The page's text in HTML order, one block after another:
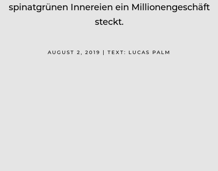
spinatgrünen Innereien ein Millionengeschäft
steckt.
AUGUST 2, 2019 | TEXT: LUCAS PALM